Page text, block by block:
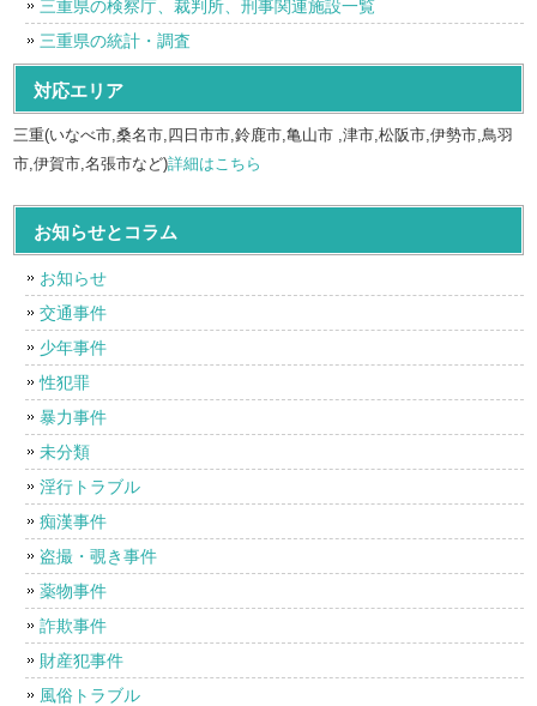
三重県の検察庁、裁判所、刑事関連施設一覧
三重県の統計・調査
対応エリア
三重(いなべ市,桑名市,四日市市,鈴鹿市,亀山市 ,津市,松阪市,伊勢市,鳥羽
市,伊賀市,名張市など)詳細はこちら
お知らせとコラム
お知らせ
交通事件
少年事件
性犯罪
暴力事件
未分類
淫行トラブル
痴漢事件
盗撮・覗き事件
薬物事件
詐欺事件
財産犯事件
風俗トラブル